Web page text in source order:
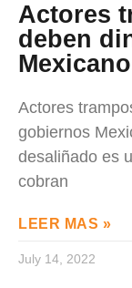
Actores
deben
Actores
gobiernos
desaliñado es
cobran
LEER MAS »
July 14, 2022